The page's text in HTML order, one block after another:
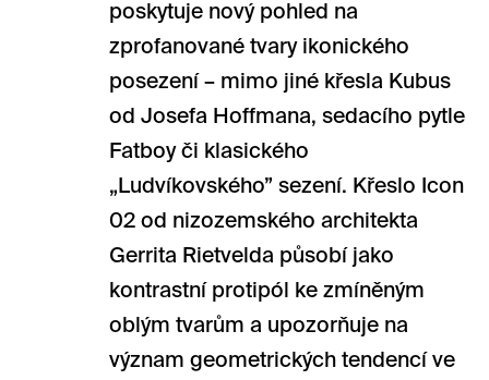
poskytuje nový pohled na
zprofanované tvary ikonického
posezení – mimo jiné křesla Kubus
od Josefa Hoffmana, sedacího pytle
Fatboy či klasického
„Ludvíkovského” sezení. Křeslo Icon
02 od nizozemského architekta
Gerrita Rietvelda působí jako
kontrastní protipól ke zmíněným
oblým tvarům a upozorňuje na
význam geometrických tendencí ve